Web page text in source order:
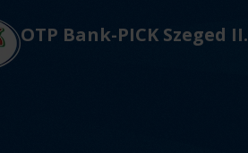
OTP Bank-PICK Szeged II.